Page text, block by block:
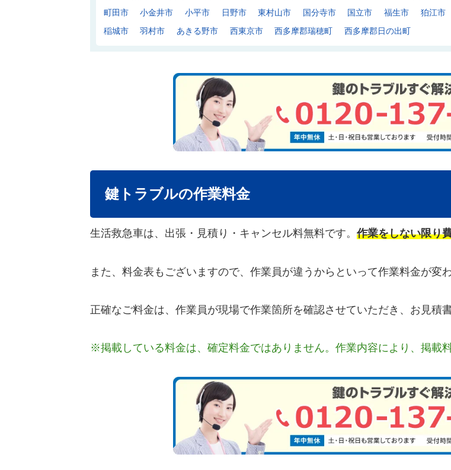
町田市
小金井市 小平市 日野市 東村山市 国分寺市 国立市 福生市 狛江市
稲城市
羽村市 あきる野市 西東京市 西多摩郡瑞穂町 西多摩郡日の出町
鍵トラブルの作業料金
生活救急車は、出張・見積り・キャンセル料無料です。 作業をしない限り
また、料金表もございますので、作業員が違うからといって作業料金が変
正確なご料金は、作業員が現場で作業箇所を確認させていただき、お見積
※掲載している料金は、確定料金ではありません。作業内容により、掲載